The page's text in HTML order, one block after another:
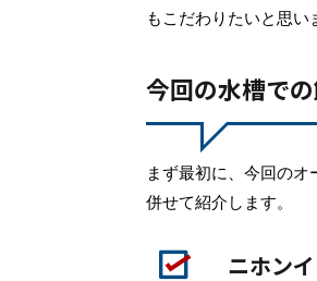
もこだわりたいと思い
今回の水槽で
まず最初に、今回の
併せて紹介します。
ニホン